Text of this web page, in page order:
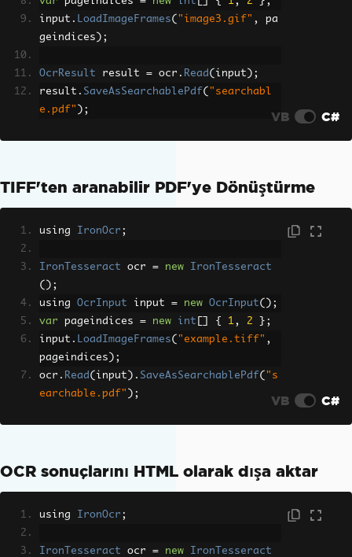
input . LoadImageFrames( "image3.gif" ,
pa
geindices );
OcrResult result = ocr . Read ( input );
result . SaveAsSearchablePdf( "searchabl
e.pdf" ); VB C#
TIFF'ten aranabilir PDF'ye Dönüştürme
using IronOcr ;
IronTesseract ocr = new
IronTesseract
();
using OcrInput input = new OcrInput();
var pageindices = new int { 1, 2
};
input . LoadImageFrames( "example.tiff" ,
pageindices );
ocr . Read ( input ). SaveAsSearchablePdf( "s
earchable.pdf" ); VB C#
OCR sonuçlarını HTML olarak dışa aktar
using IronOcr ;
IronTesseract ocr = new
IronTesseract